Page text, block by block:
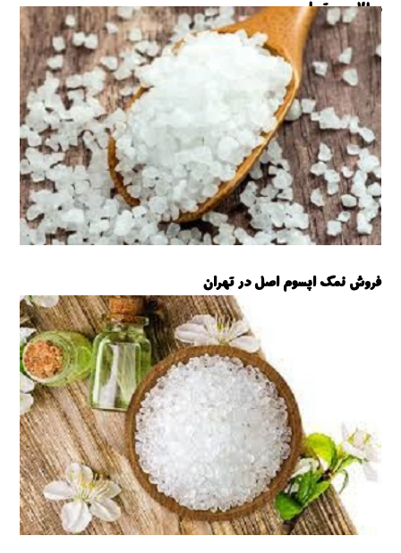
مطالب مرتبط ...
فروش نمک اپسوم اصل در تهران
نمک تهران